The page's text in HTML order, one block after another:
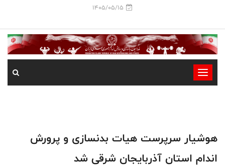
1405/05/15
-
-
-
-
هوشیار سرپرست هیات بدنسازی و پرورش
اندام استان آذربایجان شرقی شد